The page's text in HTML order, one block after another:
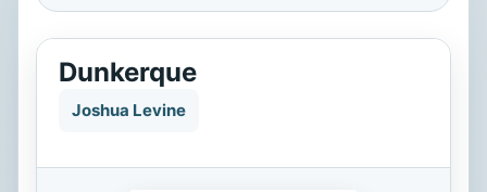
Dunkerque
Joshua Levine